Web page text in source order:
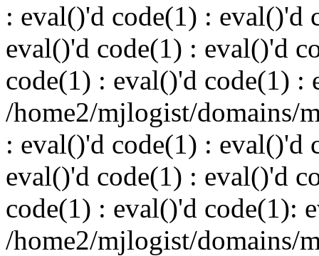
: eval()'d code(1) : eval()'d
eval()'d code(1) : eval()'d
code(1) : eval()'d code(1) :
/home2/mjlogist/domains/
: eval()'d code(1) : eval()'d
eval()'d code(1) : eval()'d
code(1) : eval()'d code(1):
/home2/mjlogist/domains/